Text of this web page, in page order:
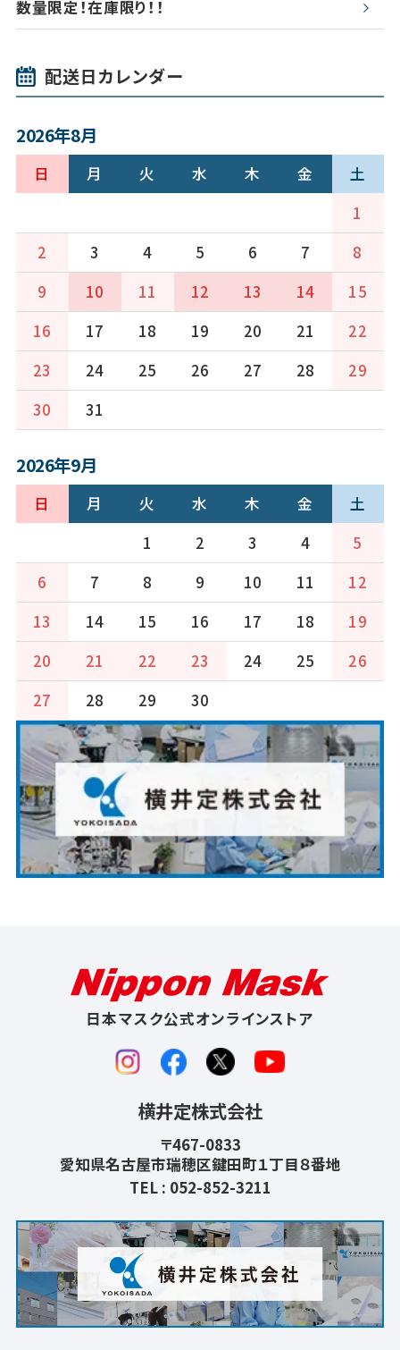
数量限定！在庫限り！！
配送日カレンダー
2026年8月
日 月 火 水 木 金
土
1
2
3 4 5 6 7
8
9
10 11 12 13 14
15
16
17 18 19 20 21
22
23
24 25 26 27 28
29
30
31
2026年9月
日 月 火 水 木 金
土
1
2 3 4
5
6
7 8 9 10 11
12
13
14 15 16 17 18
19
20
21 22 23 24 25
26
27
28 29 30
日本マスク公式オンラインストア
横井定株式会社
〒467-0833
愛知県名古屋市瑞穂区鍵田町１丁目８番地
TEL : 052-852-3211